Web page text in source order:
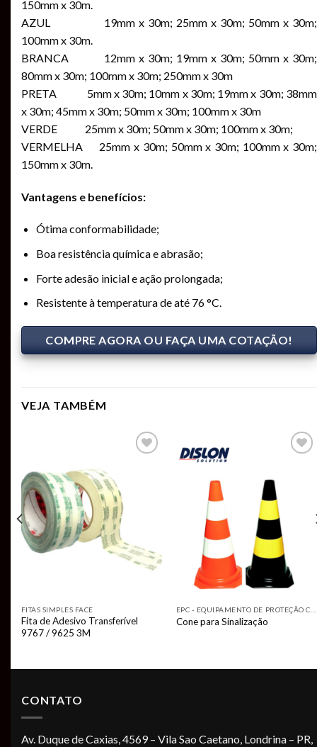
150mm x 30m.
AZUL 19mm x 30m; 25mm x 30m; 50mm x 30m;
100mm x 30m.
BRANCA 12mm x 30m; 19mm x 30m; 50mm x 30m;
80mm x 30m; 100mm x 30m; 250mm x 30m
PRETA 5mm x 30m; 10mm x 30m; 19mm x 30m; 38mm
x 30m; 45mm x 30m; 50mm x 30m; 100mm x 30m
VERDE 25mm x 30m; 50mm x 30m; 100mm x 30m;
VERMELHA 25mm x 30m; 50mm x 30m; 100mm x 30m;
150mm x 30m.
Vantagens e benefícios:
Ótima conformabilidade;
Boa resistência química e abrasão;
Forte adesão inicial e ação prolongada;
Resistente à temperatura de até 76 °C.
COMPRE AGORA OU FAÇA UMA COTAÇÃO!
VEJA TAMBÉM
FITAS SIMPLES FACE
Fita de Adesivo Transferível
9767 / 9625 3M
Cone para Sinalização
CONTATO
Av. Duque de Caxias, 4569 – Vila Sao Caetano, Londrina – PR,